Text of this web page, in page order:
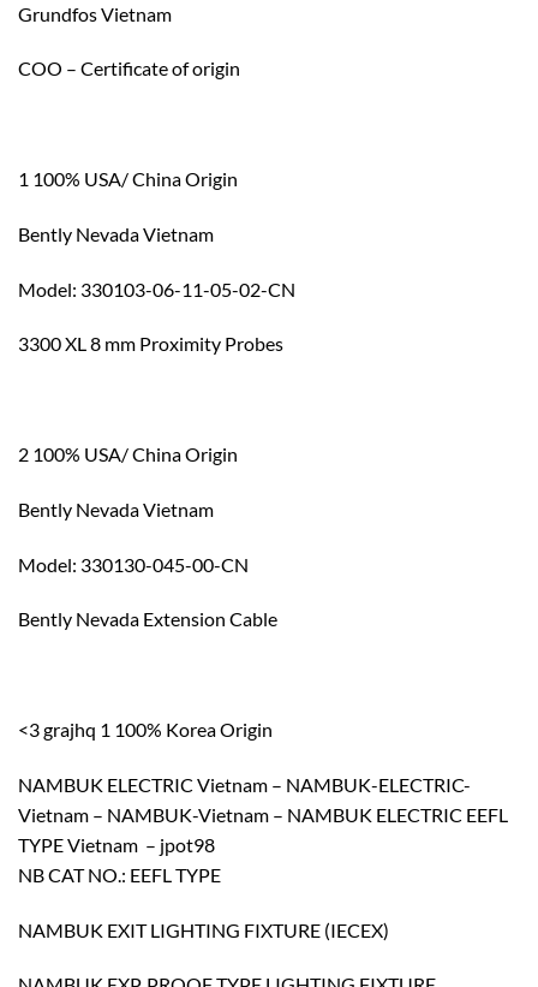
Grundfos Vietnam
COO – Certificate of origin
1 100% USA/ China Origin
Bently Nevada Vietnam
Model: 330103-06-11-05-02-CN
3300 XL 8 mm Proximity Probes
2 100% USA/ China Origin
Bently Nevada Vietnam
Model: 330130-045-00-CN
Bently Nevada Extension Cable
<3 grajhq 1 100% Korea Origin
NAMBUK ELECTRIC Vietnam – NAMBUK-ELECTRIC-
Vietnam – NAMBUK-Vietnam – NAMBUK ELECTRIC EEFL
TYPE Vietnam – jpot98
NB CAT NO.: EEFL TYPE
NAMBUK EXIT LIGHTING FIXTURE (IECEX)